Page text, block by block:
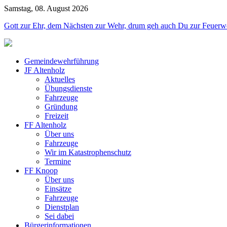
Samstag, 08. August 2026
Gott zur Ehr, dem Nächsten zur Wehr, drum geh auch Du zur
Gemeindewehrführung
JF Altenholz
Aktuelles
Übungsdienste
Fahrzeuge
Gründung
Freizeit
FF Altenholz
Über uns
Fahrzeuge
Wir im Katastrophenschutz
Termine
FF Knoop
Über uns
Einsätze
Fahrzeuge
Dienstplan
Sei dabei
Bürgerinformationen
Jahr
Monat
Jahr
Monat